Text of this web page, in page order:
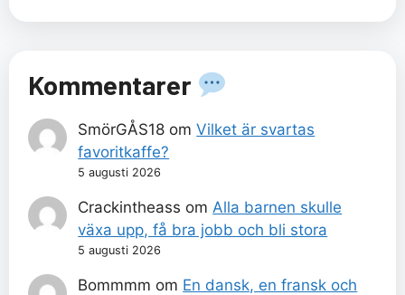
Kommentarer
SmörGÅS18 omVilket är svartas
favoritkaffe?
5 augusti 2026
Crackintheass om Alla barnen skulle
växa upp, få bra jobb och bli stora
5 augusti 2026
Bommmm om En dansk, en fransk och